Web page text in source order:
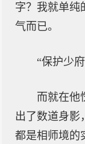
字？我就单纯
气而已。
“保护少
而就在他
出了数道身影
都是相师境的